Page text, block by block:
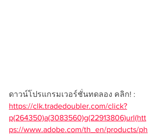
ดาวน์โปรแกรมเวอร์ชั่นทดลอง คลิก! :
https://clk.tradedoubler.com/click?
p(264350)a(3083560)g(22913806)url(htt
ps://www.adobe.com/th_en/products/ph